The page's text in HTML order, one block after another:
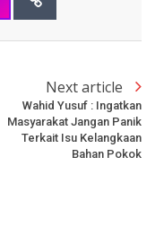
Next article
Wahid Yusuf : Ingatkan
Masyarakat Jangan Panik
Terkait Isu Kelangkaan
Bahan Pokok